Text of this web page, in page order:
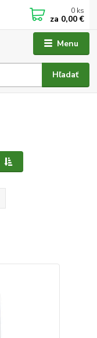
Menu
Hľadať
0 ks
za 0,00 €